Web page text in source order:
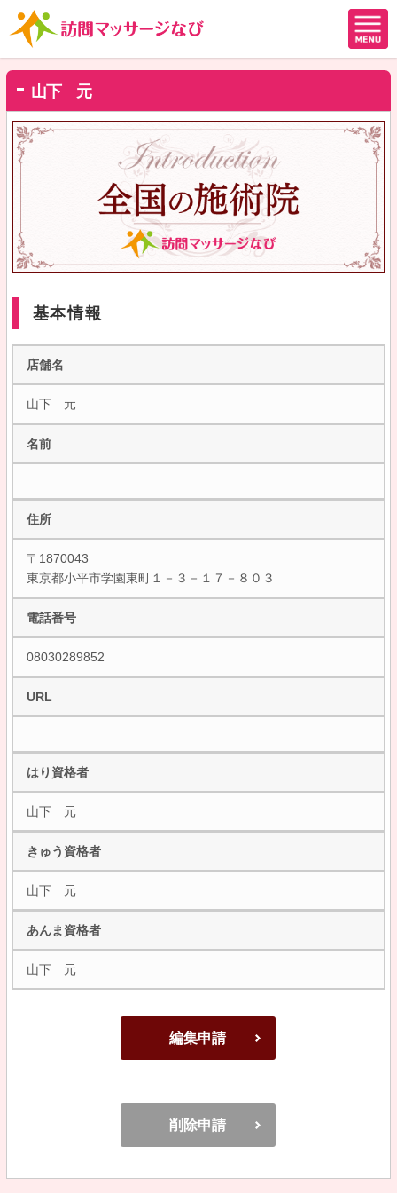
山下 元
基本情報
店舗名
山下 元
名前
住所
〒1870043
東京都小平市学園東町１－３－１７－８０３
電話番号
08030289852
URL
はり資格者
山下 元
きゅう資格者
山下 元
あんま資格者
山下 元
編集申請
削除申請